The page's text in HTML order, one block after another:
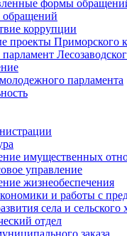
формы
коррупции
проекты Приморского
парламента
имущественных
управление
жизнеобеспечения
и работы с
села и сельского
отдел